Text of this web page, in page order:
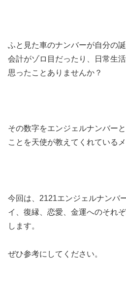
ふと見た車のナンバーが自分の
会計がゾロ目だったり、日常生
思ったことありませんか？
その数字をエンジェルナンバー
ことを天使が教えてくれている
今回は、2121エンジェルナンバ
イ、復縁、恋愛、金運へのそれ
します。
ぜひ参考にしてください。